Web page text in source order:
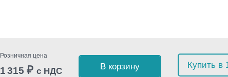
Розничная цена
1 315 ₽ с НДС В корзину Купить в